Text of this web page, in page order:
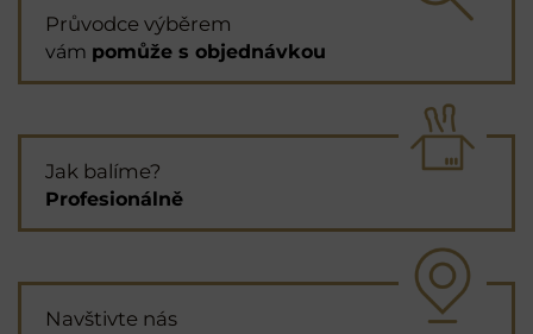
Průvodce výběrem
vám pomůže s objednávkou
Jak balíme?
Profesionálně
Navštivte nás